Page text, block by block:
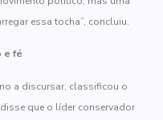
essa tocha”, concluiu.
e fé
a discursar, classificou o
que o líder conservador